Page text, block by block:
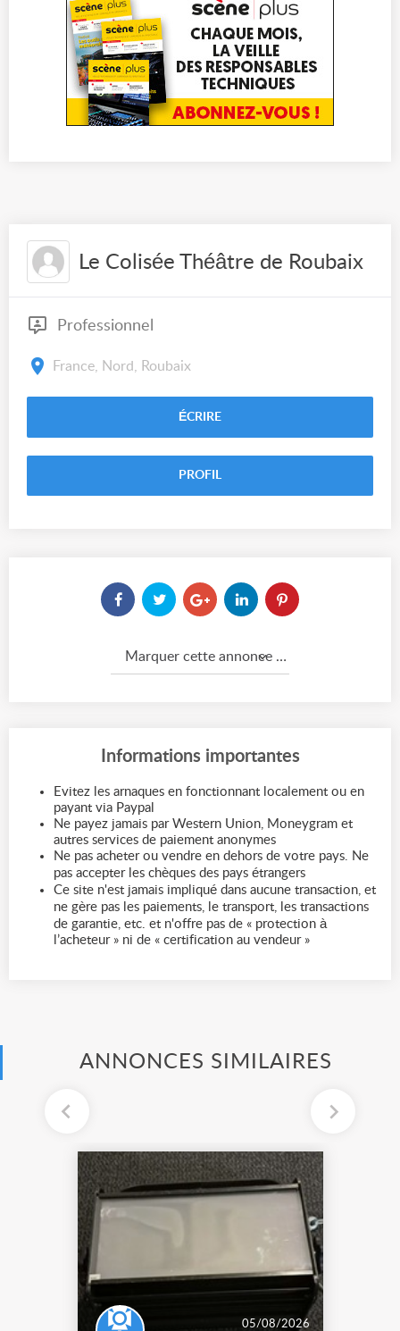
Le Colisée Théâtre de Roubaix
Professionnel
France, Nord, Roubaix
ÉCRIRE
PROFIL
Marquer cette annonce comme...
Informations importantes
Evitez les arnaques en fonctionnant localement ou en
payant via Paypal
Ne payez jamais par Western Union, Moneygram et
autres services de paiement anonymes
Ne pas acheter ou vendre en dehors de votre pays. Ne
pas accepter les chèques des pays étrangers
Ce site n'est jamais impliqué dans aucune transaction, et
ne gère pas les paiements, le transport, les transactions
de garantie, etc. et n'offre pas de « protection à
l’acheteur » ni de « certification au vendeur »
ANNONCES SIMILAIRES
05/08/2026